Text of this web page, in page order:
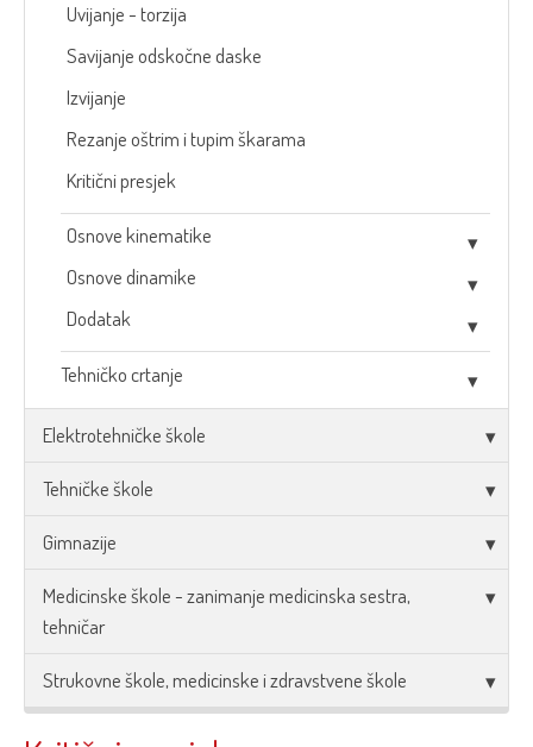
Uvijanje - torzija
Savijanje odskočne daske
Izvijanje
Rezanje oštrim i tupim škarama
Kritični presjek
Osnove kinematike
Osnove dinamike
Dodatak
Tehničko crtanje
Elektrotehničke škole
Tehničke škole
Gimnazije
Medicinske škole - zanimanje medicinska sestra,
tehničar
Strukovne škole, medicinske i zdravstvene škole